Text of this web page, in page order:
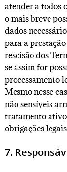
atender a todos
o mais breve
dados
para a
rescisão dos
se assim for
processamento
Mesmo nesse
não sensíveis
tratamento
obrigações
7.